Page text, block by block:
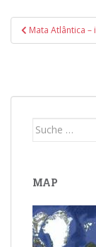
Mata Atlântica –
Suche
MAP